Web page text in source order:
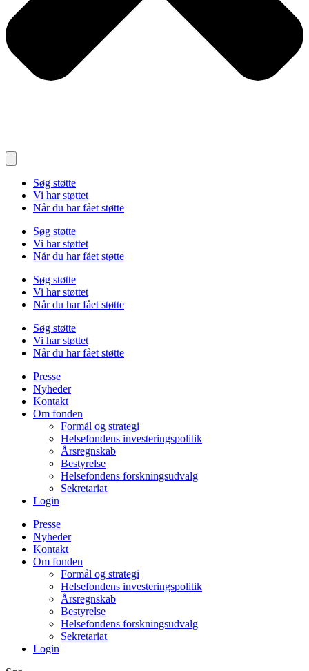
Søg støtte
Vi har støttet
Når du har fået støtte
Søg støtte
Vi har støttet
Når du har fået støtte
Søg støtte
Vi har støttet
Når du har fået støtte
Søg støtte
Vi har støttet
Når du har fået støtte
Presse
Nyheder
Kontakt
Om fonden
Formål og strategi
Helsefondens investeringspolitik
Årsregnskab
Bestyrelse
Helsefondens forskningsudvalg
Sekretariat
Login
Presse
Nyheder
Kontakt
Om fonden
Formål og strategi
Helsefondens investeringspolitik
Årsregnskab
Bestyrelse
Helsefondens forskningsudvalg
Sekretariat
Login